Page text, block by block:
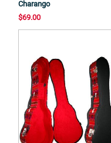
Charango
$69.00